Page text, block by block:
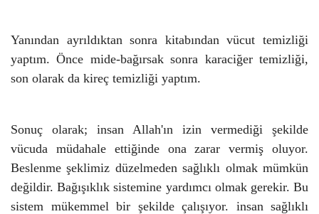
Yanından ayrıldıktan sonra kitabından vücut temizliği
yaptım.Önce mide-bağırsak sonra karaciğer temizliği,
son olarak da kireç temizliği yaptım.
Sonuç olarak; insan Allah'ın izin vermediği şekilde
vücuda müdahale ettiğinde ona zarar vermiş oluyor.
Beslenme şeklimiz düzelmeden sağlıklı olmak mümkün
değildir. Bağışıklık sistemine yardımcı olmak gerekir. Bu
sistem mükemmel bir şekilde çalışıyor. insan sağlıklı